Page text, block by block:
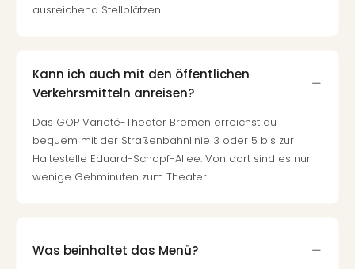
ausreichend Stellplätzen.
Kann ich auch mit den öffentlichen
Verkehrsmitteln anreisen?
Das GOP Varieté-Theater Bremen erreichst du
bequem mit der Straßenbahnlinie 3 oder 5 bis zur
Haltestelle Eduard-Schopf-Allee. Von dort sind es nur
wenige Gehminuten zum Theater.
Was beinhaltet das Menü?